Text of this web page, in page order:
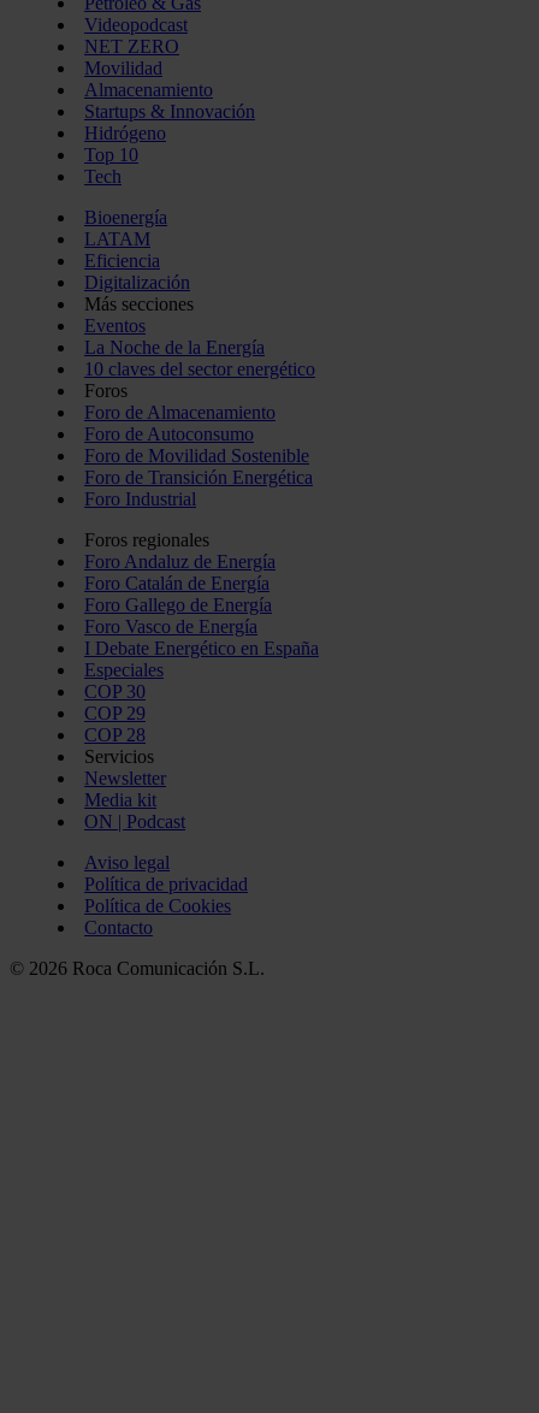
Videopodcast
NET ZERO
Movilidad
Almacenamiento
Startups & Innovación
Hidrógeno
Top 10
Tech
Bioenergía
LATAM
Eficiencia
Digitalización
Más secciones
Eventos
La Noche de la Energía
10 claves del sector energético
Foros
Foro de Almacenamiento
Foro de Autoconsumo
Foro de Movilidad Sostenible
Foro de Transición Energética
Foro Industrial
Foros regionales
Foro Andaluz de Energía
Foro Catalán de Energía
Foro Gallego de Energía
Foro Vasco de Energía
I Debate Energético en España
Especiales
COP 30
COP 29
COP 28
Servicios
Newsletter
Media kit
ON | Podcast
Aviso legal
Política de privacidad
Política de Cookies
Contacto
© 2026 Roca Comunicación S.L.